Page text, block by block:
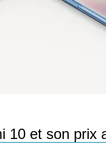
10 et son prix
au
offre
23 mars 2026,